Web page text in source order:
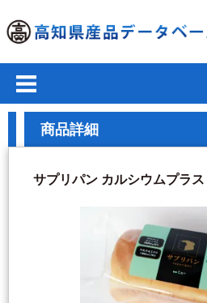
商品詳細
サプリパン カルシウムプラス